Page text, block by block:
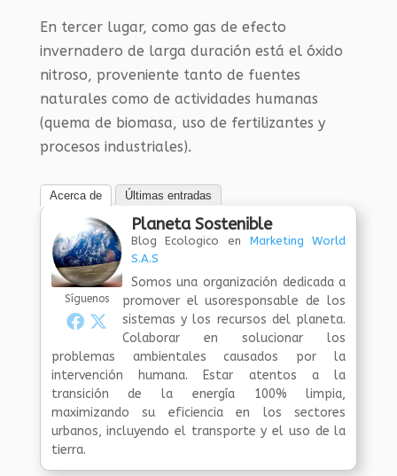
En tercer lugar, como gas de efecto
invernadero de larga duración está el óxido
nitroso, proveniente tanto de fuentes
naturales como de actividades humanas
(quema de biomasa, uso de fertilizantes y
procesos industriales).
Acerca de Últimas entradas
Síguenos
Planeta Sostenible
Blog Ecologico en Marketing World
S.A.S
Somos una organización dedicada a
promover el usoresponsable de los
sistemas y los recursos del planeta.
Colaborar en solucionar los
problemas ambientales causados por la
intervención humana. Estar atentos a la
transición de la energía 100% limpia,
maximizando su eficiencia en los sectores
urbanos, incluyendo el transporte y el uso de la
tierra.